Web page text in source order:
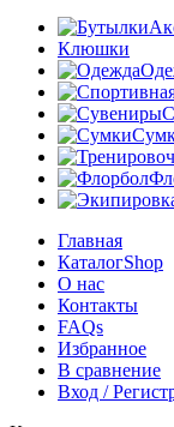
Клюшки
Главная
КаталогShop
О нас
Контакты
FAQs
Избранное
В сравнение
Вход /